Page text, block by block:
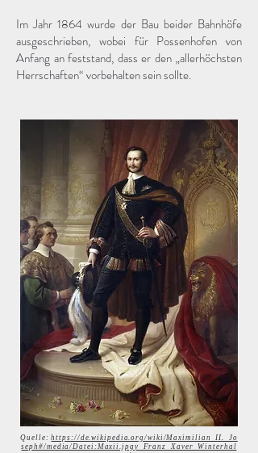
Im Jahr 1864 wurde der Bau beider Bahnhöfe
ausgeschrieben, wobei für Possenhofen von
Anfang an feststand, dass er den „allerhöchsten
Herrschaften“ vorbehalten sein sollte.
Quelle:https://de.wikipedia.org/wiki/Maximilian_II._Jo
seph#/media/Datei:Maxii.jpgy_Franz_Xaver_Winterhal